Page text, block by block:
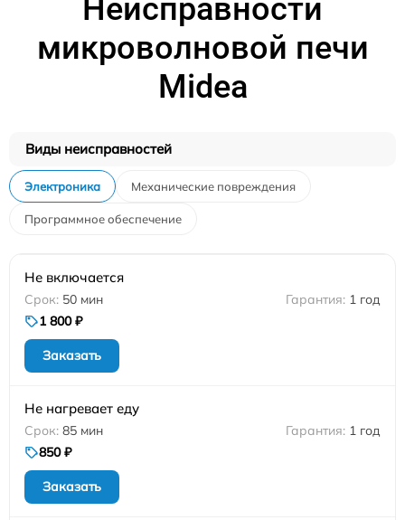
Неисправности
микроволновой печи
Midea
Виды неисправностей
Электроника Механические повреждения
Программное обеспечение
Не включается
50 мин
1 год
1 800 ₽
Заказать
Не нагревает еду
85 мин
1 год
850 ₽
Заказать